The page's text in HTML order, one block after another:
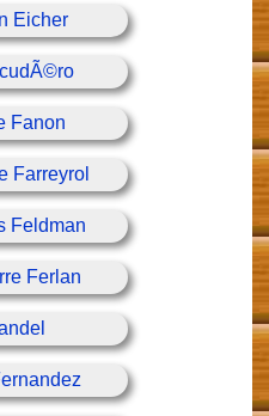
Eicher
Fanon
Farreyrol
Feldman
Ferlan